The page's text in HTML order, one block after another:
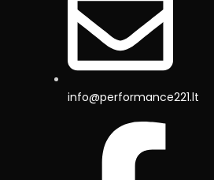
info@performance221.lt